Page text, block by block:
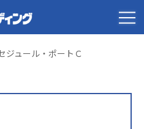
ジュール・ポートＣ